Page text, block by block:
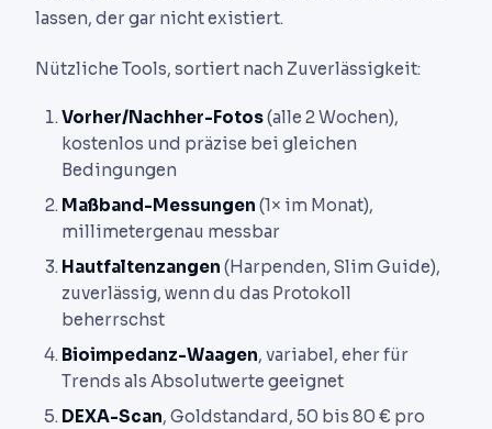
lassen, der gar nicht existiert.
Nützliche Tools, sortiert nach Zuverlässigkeit:
Vorher/Nachher-Fotos(alle 2 Wochen),
kostenlos und präzise bei gleichen
Bedingungen
Maßband-Messungen (1× im Monat),
millimetergenau messbar
Hautfaltenzangen (Harpenden, Slim Guide),
zuverlässig, wenn du das Protokoll
beherrschst
Bioimpedanz-Waagen, variabel, eher für
Trends als Absolutwerte geeignet
DEXA-Scan, Goldstandard, 50 bis 80 € pro